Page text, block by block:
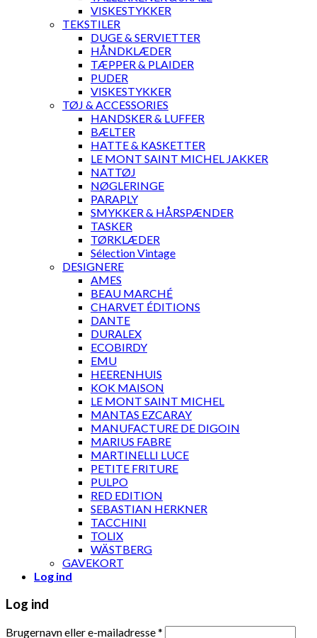
VISKESTYKKER
TEKSTILER
DUGE & SERVIETTER
HÅNDKLÆDER
TÆPPER & PLAIDER
PUDER
VISKESTYKKER
TØJ & ACCESSORIES
HANDSKER & LUFFER
BÆLTER
HATTE & KASKETTER
LE MONT SAINT MICHEL JAKKER
NATTØJ
NØGLERINGE
PARAPLY
SMYKKER & HÅRSPÆNDER
TASKER
TØRKLÆDER
Sélection Vintage
DESIGNERE
AMES
BEAU MARCHÉ
CHARVET ÉDITIONS
DANTE
DURALEX
ECOBIRDY
EMU
HEERENHUIS
KOK MAISON
LE MONT SAINT MICHEL
MANTAS EZCARAY
MANUFACTURE DE DIGOIN
MARIUS FABRE
MARTINELLI LUCE
PETITE FRITURE
PULPO
RED EDITION
SEBASTIAN HERKNER
TACCHINI
TOLIX
WÄSTBERG
GAVEKORT
Log ind
Log ind
Brugernavn eller e-mailadresse*